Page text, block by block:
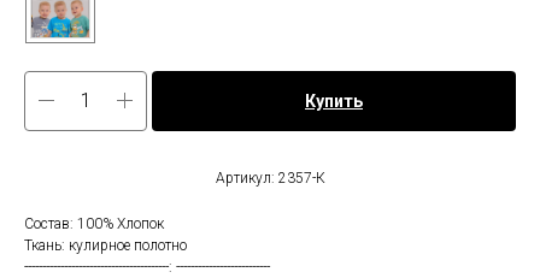
Купить
Артикул: 2357-К
Состав: 100% Хлопок
Ткань: кулирное полотно
----------------------------------------: --------------------------